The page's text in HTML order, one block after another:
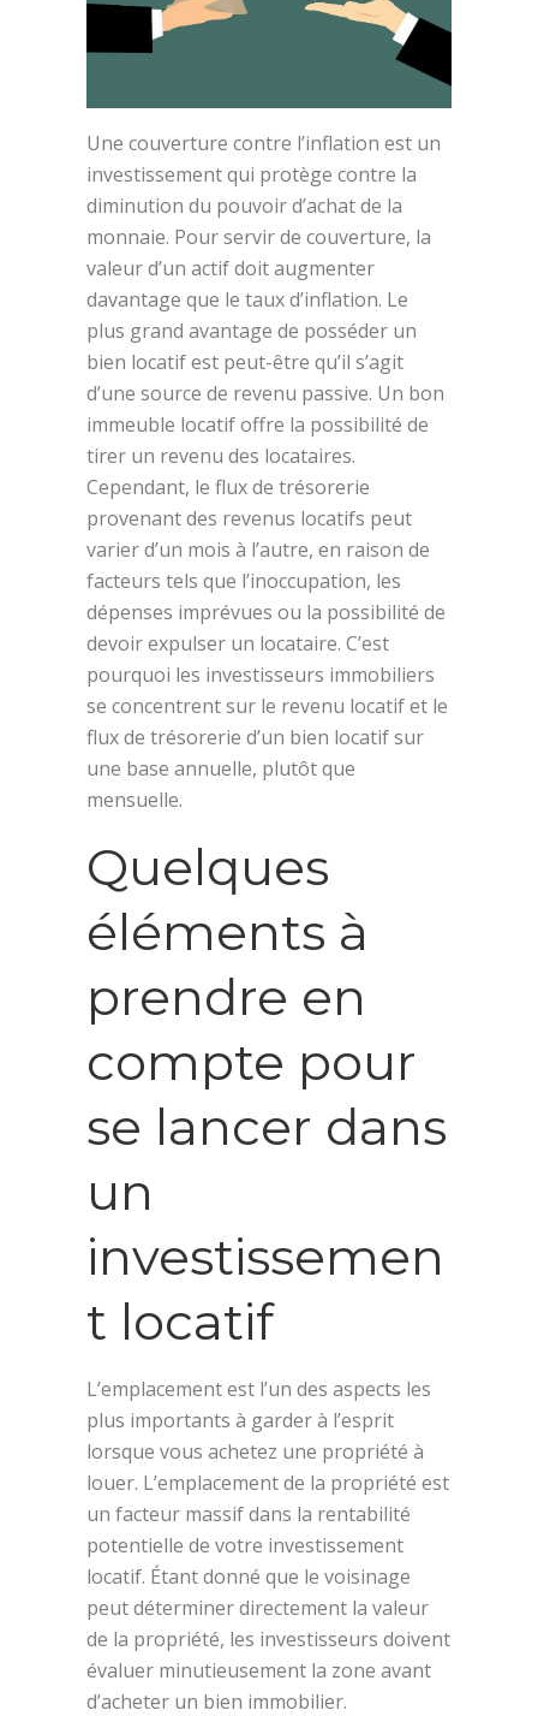
Une couverture contre l’inflation est un
investissement qui protège contre la
diminution du pouvoir d’achat de la
monnaie. Pour servir de couverture, la
valeur d’un actif doit augmenter
davantage que le taux d’inflation. Le
plus grand avantage de posséder un
bien locatif est peut-être qu’il s’agit
d’une source de revenu passive. Un bon
immeuble locatif offre la possibilité de
tirer un revenu des locataires.
Cependant, le flux de trésorerie
provenant des revenus locatifs peut
varier d’un mois à l’autre, en raison de
facteurs tels que l’inoccupation, les
dépenses imprévues ou la possibilité de
devoir expulser un locataire. C’est
pourquoi les investisseurs immobiliers
se concentrent sur le revenu locatif et le
flux de trésorerie d’un bien locatif sur
une base annuelle, plutôt que
mensuelle.
Quelques
éléments à
prendre en
compte pour
se lancer dans
un
investissemen
t locatif
L’emplacement est l’un des aspects les
plus importants à garder à l’esprit
lorsque vous achetez une propriété à
louer. L’emplacement de la propriété est
un facteur massif dans la rentabilité
potentielle de votre investissement
locatif. Étant donné que le voisinage
peut déterminer directement la valeur
de la propriété, les investisseurs doivent
évaluer minutieusement la zone avant
d’acheter un bien immobilier.